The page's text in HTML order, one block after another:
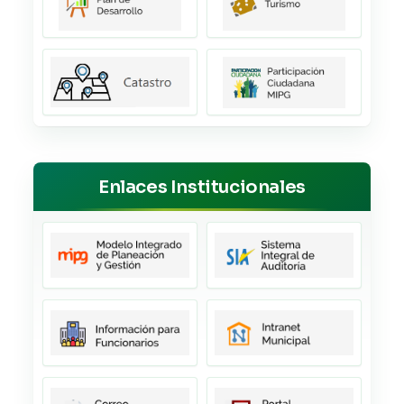
Enlaces Institucionales